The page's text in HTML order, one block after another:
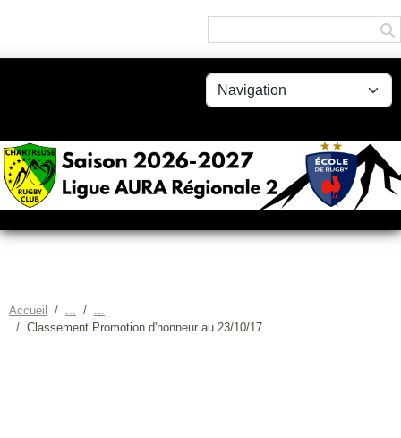
Accueil
Classement Promotion d'honneur au 23/10/17